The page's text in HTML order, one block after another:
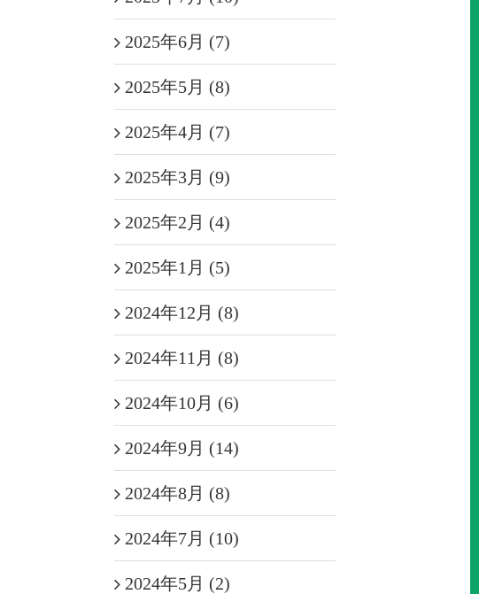
2025年6月 (7)
2025年5月 (8)
2025年4月 (7)
2025年3月 (9)
2025年2月 (4)
2025年1月 (5)
2024年12月 (8)
2024年11月 (8)
2024年10月 (6)
2024年9月 (14)
2024年8月 (8)
2024年7月 (10)
2024年5月 (2)